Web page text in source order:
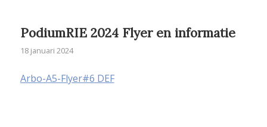
PodiumRIE 2024 Flyer en informatie
18 januari 2024
Arbo-A5-Flyer#6 DEF